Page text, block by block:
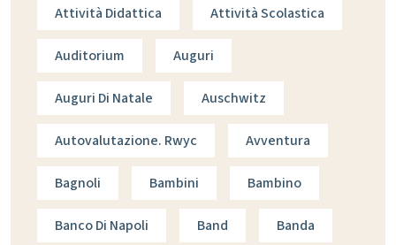
Attività Didattica Attività Scolastica
Auditorium Auguri
Auguri Di Natale Auschwitz
Autovalutazione. Rwyc Avventura
Bagnoli Bambini Bambino
Banco Di Napoli Band Banda